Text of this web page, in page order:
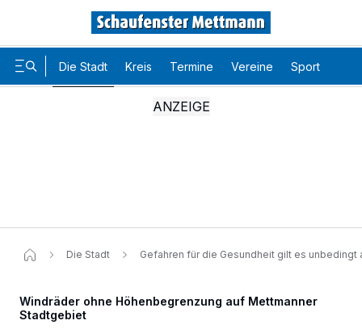
Die Stadt Kreis Termine Vereine Sport
Die Stadt Gefahren für die Gesundheit gilt es unbedingt
Windräder ohne Höhenbegrenzung auf Mettmanner
Stadtgebiet